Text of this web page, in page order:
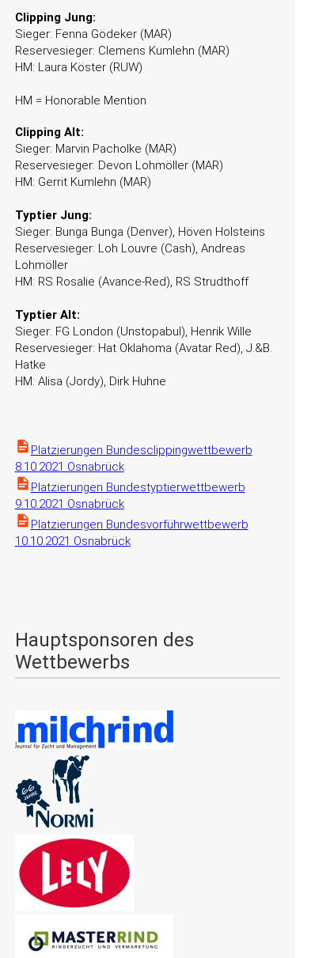
Clipping Jung:
Sieger: Fenna Gödeker (MAR)
Reservesieger: Clemens Kumlehn (MAR)
HM: Laura Köster (RUW)
HM = Honorable Mention
Clipping Alt:
Sieger: Marvin Pacholke (MAR)
Reservesieger: Devon Lohmöller (MAR)
HM: Gerrit Kumlehn (MAR)
Typtier Jung:
Sieger: Bunga Bunga (Denver), Höven Holsteins
Reservesieger: Loh Louvre (Cash), Andreas
Lohmöller
HM: RS Rosalie (Avance-Red), RS Strudthoff
Typtier Alt:
Sieger: FG London (Unstopabul), Henrik Wille
Reservesieger: Hat Oklahoma (Avatar Red), J.&B.
Hatke
HM: Alisa (Jordy), Dirk Huhne
Platzierungen Bundesclippingwettbewerb
8.10.2021 Osnabrück
Platzierungen Bundestyptierwettbewerb
9.10.2021 Osnabrück
Platzierungen Bundesvorführwettbewerb
10.10.2021 Osnabrück
Hauptsponsoren des
Wettbewerbs